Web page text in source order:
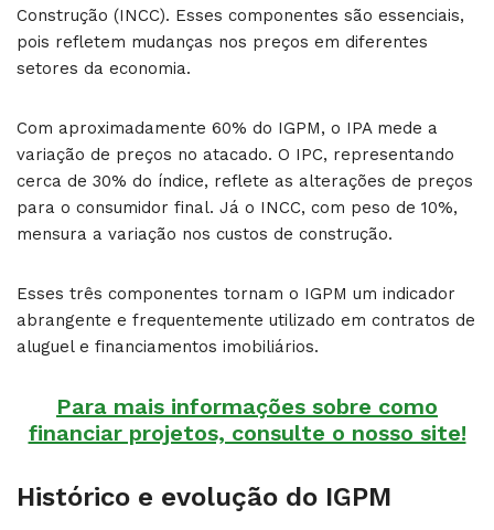
Construção (INCC). Esses componentes são essenciais,
pois refletem mudanças nos preços em diferentes
setores da economia.
Com aproximadamente 60% do IGPM, o IPA mede a
variação de preços no atacado. O IPC, representando
cerca de 30% do índice, reflete as alterações de preços
para o consumidor final. Já o INCC, com peso de 10%,
mensura a variação nos custos de construção.
Esses três componentes tornam o IGPM um indicador
abrangente e frequentemente utilizado em contratos de
aluguel e financiamentos imobiliários.
Para mais informações sobre como
financiar projetos, consulte o nosso site!
Histórico e evolução do IGPM